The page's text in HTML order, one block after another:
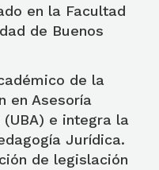
en la Facultad
de Buenos
de la
en Asesoría
e integra la
Jurídica.
de legislación